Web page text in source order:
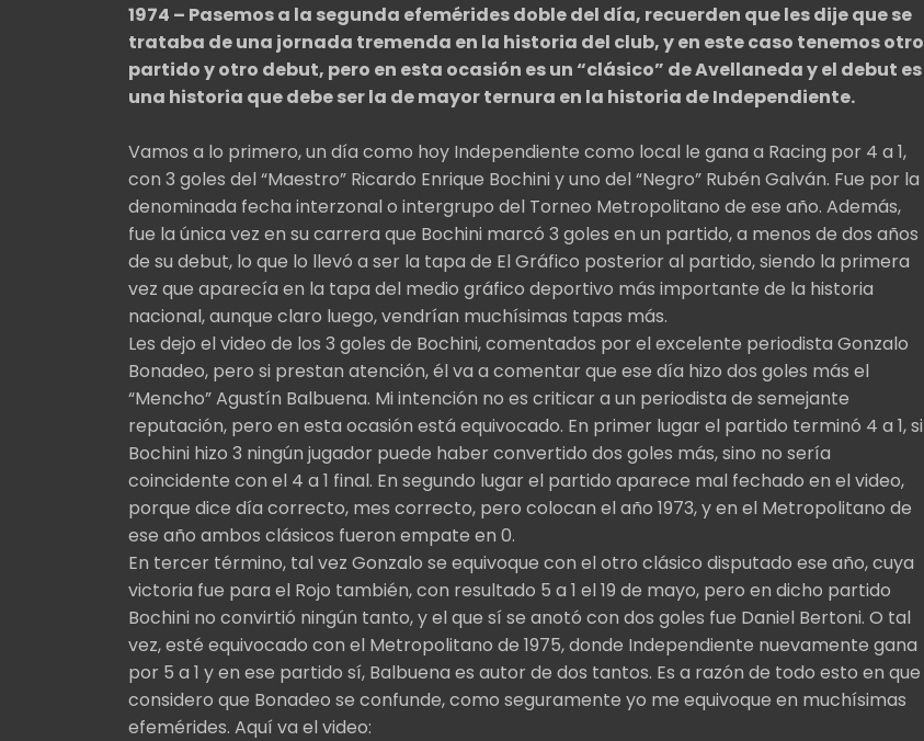
1974 – Pasemos a la segunda efemérides doble del día, recuerden que les dije que se
trataba de una jornada tremenda en la historia del club, y en este caso tenemos otro
partido y otro debut, pero en esta ocasión es un “clásico” de Avellaneda y el debut es
una historia que debe ser la de mayor ternura en la historia de Independiente.
Vamos a lo primero, un día como hoy Independiente como local le gana a Racing por 4 a 1,
con 3 goles del “Maestro” Ricardo Enrique Bochini y uno del “Negro” Rubén Galván. Fue por la
denominada fecha interzonal o intergrupo del Torneo Metropolitano de ese año. Además,
fue la única vez en su carrera que Bochini marcó 3 goles en un partido, a menos de dos años
de su debut, lo que lo llevó a ser la tapa de El Gráfico posterior al partido, siendo la primera
vez que aparecía en la tapa del medio gráfico deportivo más importante de la historia
nacional, aunque claro luego, vendrían muchísimas tapas más.
Les dejo el video de los 3 goles de Bochini, comentados por el excelente periodista Gonzalo
Bonadeo, pero si prestan atención, él va a comentar que ese día hizo dos goles más el
“Mencho” Agustín Balbuena. Mi intención no es criticar a un periodista de semejante
reputación, pero en esta ocasión está equivocado. En primer lugar el partido terminó 4 a 1, si
Bochini hizo 3 ningún jugador puede haber convertido dos goles más, sino no sería
coincidente con el 4 a 1 final. En segundo lugar el partido aparece mal fechado en el video,
porque dice día correcto, mes correcto, pero colocan el año 1973, y en el Metropolitano de
ese año ambos clásicos fueron empate en 0.
En tercer término, tal vez Gonzalo se equivoque con el otro clásico disputado ese año, cuya
victoria fue para el Rojo también, con resultado 5 a 1 el 19 de mayo, pero en dicho partido
Bochini no convirtió ningún tanto, y el que sí se anotó con dos goles fue Daniel Bertoni. O tal
vez, esté equivocado con el Metropolitano de 1975, donde Independiente nuevamente gana
por 5 a 1 y en ese partido sí, Balbuena es autor de dos tantos. Es a razón de todo esto en que
considero que Bonadeo se confunde, como seguramente yo me equivoque en muchísimas
efemérides. Aquí va el video: